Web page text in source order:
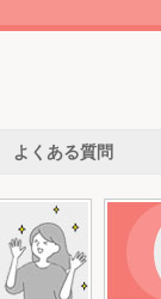
よくある質問